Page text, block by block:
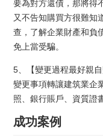
要為對方還債，那將得
又不告知購買方很難知
查，了解企業財產和負
免上當受騙。
5、【變更過程最好親
變更事項轉讓建筑業企
照、銀行賬戶、資質證
成功案例